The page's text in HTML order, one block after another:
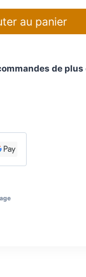
au panier
de plus